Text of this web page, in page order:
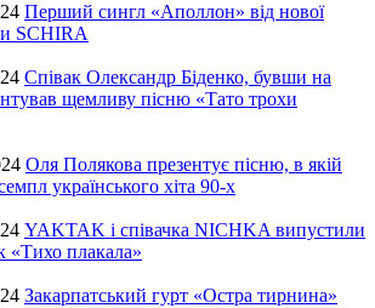
Перший сингл «Аполлон» від нової
SCHIRA
Співак Олександр Біденко, бувши на
щемливу пісню «Тато трохи
Оля Полякова презентує пісню, в якій
українського хіта 90-х
YAKTAK і співачка NICHKA випустили
«Тихо плакала»
Закарпатський гурт «Остра тирнина»